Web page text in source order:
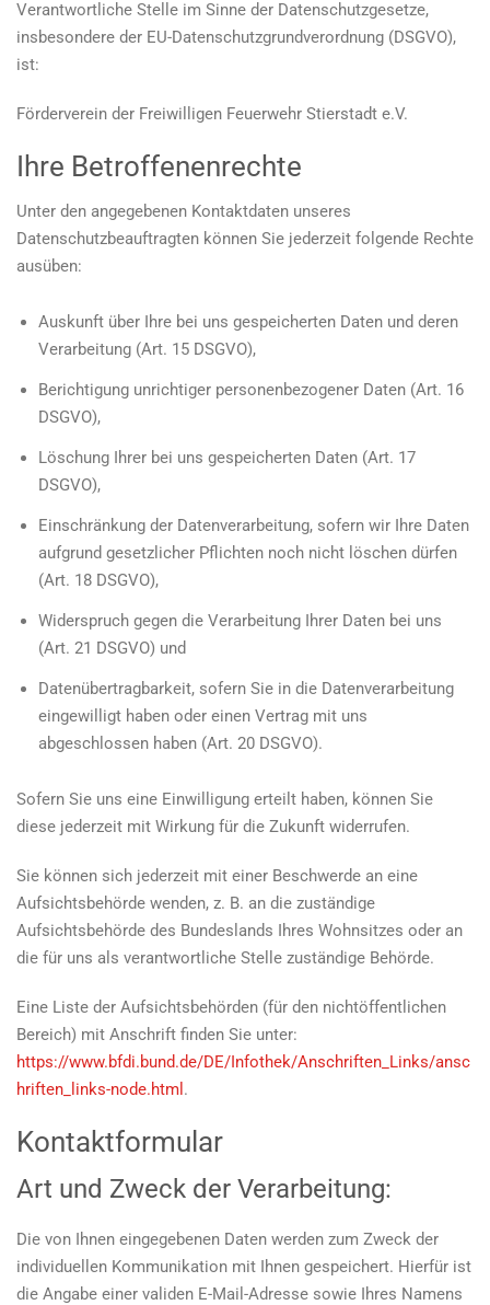
Verantwortliche Stelle im Sinne der Datenschutzgesetze,
insbesondere der EU-Datenschutzgrundverordnung (DSGVO),
ist:
Förderverein der Freiwilligen Feuerwehr Stierstadt e.V.
Ihre Betroffenenrechte
Unter den angegebenen Kontaktdaten unseres
Datenschutzbeauftragten können Sie jederzeit folgende Rechte
ausüben:
Auskunft über Ihre bei uns gespeicherten Daten und deren
Verarbeitung (Art. 15 DSGVO),
Berichtigung unrichtiger personenbezogener Daten (Art. 16
DSGVO),
Löschung Ihrer bei uns gespeicherten Daten (Art. 17
DSGVO),
Einschränkung der Datenverarbeitung, sofern wir Ihre Daten
aufgrund gesetzlicher Pflichten noch nicht löschen dürfen
(Art. 18 DSGVO),
Widerspruch gegen die Verarbeitung Ihrer Daten bei uns
(Art. 21 DSGVO) und
Datenübertragbarkeit, sofern Sie in die Datenverarbeitung
eingewilligt haben oder einen Vertrag mit uns
abgeschlossen haben (Art. 20 DSGVO).
Sofern Sie uns eine Einwilligung erteilt haben, können Sie
diese jederzeit mit Wirkung für die Zukunft widerrufen.
Sie können sich jederzeit mit einer Beschwerde an eine
Aufsichtsbehörde wenden, z. B. an die zuständige
Aufsichtsbehörde des Bundeslands Ihres Wohnsitzes oder an
die für uns als verantwortliche Stelle zuständige Behörde.
Eine Liste der Aufsichtsbehörden (für den nichtöffentlichen
Bereich) mit Anschrift finden Sie unter:
https://www.bfdi.bund.de/DE/Infothek/Anschriften_Links/ansc
hriften_links-node.html .
Kontaktformular
Art und Zweck der Verarbeitung:
Die von Ihnen eingegebenen Daten werden zum Zweck der
individuellen Kommunikation mit Ihnen gespeichert. Hierfür ist
die Angabe einer validen E-Mail-Adresse sowie Ihres Namens